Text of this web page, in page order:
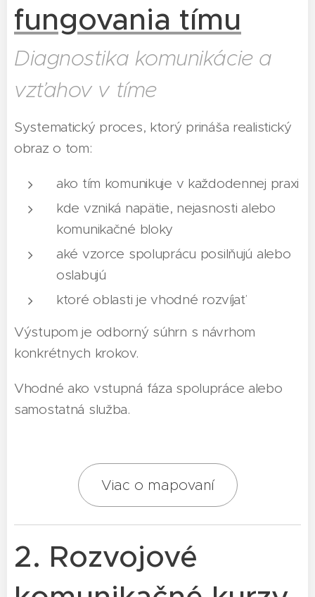
fungovania tímu
Diagnostika komunikácie a
vzťahov v tíme
Systematický proces, ktorý prináša realistický
obraz o tom:
ako tím komunikuje v každodennej praxi
kde vzniká napätie, nejasnosti alebo
komunikačné bloky
aké vzorce spoluprácu posilňujú alebo
oslabujú
ktoré oblasti je vhodné rozvíjať
Výstupom je odborný súhrn s návrhom
konkrétnych krokov.
Vhodné ako vstupná fáza spolupráce alebo
samostatná služba.
Viac o mapovaní
2. Rozvojové